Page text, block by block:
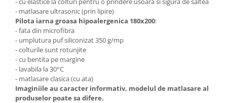
- matlasare ultrasonic (prin lipire)
Pilota iarna groasa hipoalergenica 180x200:
- fata din microfibra
- umplutura puf siliconizat 350 g/mp
- colturile sunt rotunjite
- cu bentita pe margine
- lavabila la 30°C
- matlasare clasica (cu ata)
Imaginiile au caracter informativ, modelul de matlasare al
produselor poate sa difere.